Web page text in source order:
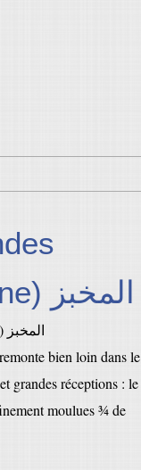
(patisserie algérienne) المخبز
bien loin dans le
grandes réceptions : le
moulues ¾ de